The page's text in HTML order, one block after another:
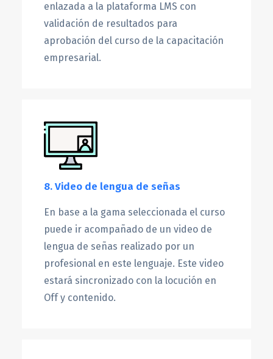
enlazada a la plataforma LMS con
validación de resultados para
aprobación del curso de la capacitación
empresarial.
8. Video de lengua de señas
En base a la gama seleccionada el curso
puede ir acompañado de un video de
lengua de señas realizado por un
profesional en este lenguaje. Este video
estará sincronizado con la locución en
Off y contenido.